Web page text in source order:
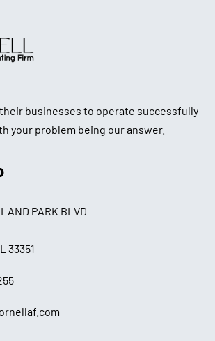
businesses to operate successfully
your problem being our answer.
PARK BLVD
33351